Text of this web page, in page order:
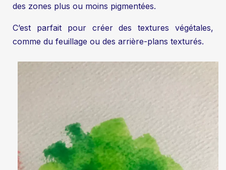
des zones plus ou moins pigmentées.
C’est parfait pour créer des textures végétales,
comme du feuillage ou des arrière-plans texturés.